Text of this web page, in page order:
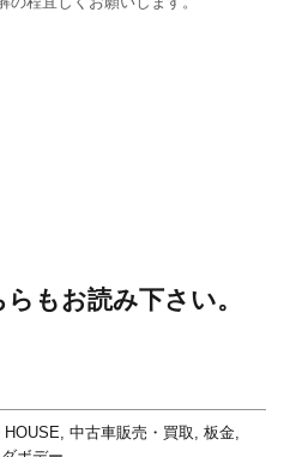
もお読み下さい。
HOUSE 中古車販売・買取 板金,